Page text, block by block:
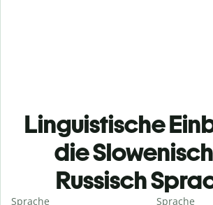
Linguistische
die
Russisch
Sprache
Sprache